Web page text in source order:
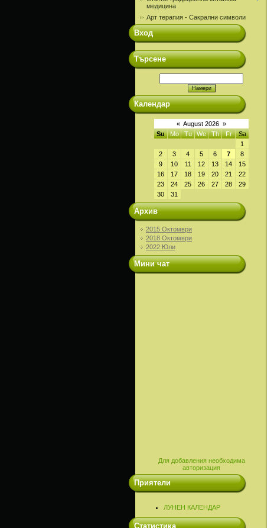
медицина
Арт терапия - Сакрални символи
Вход
Търсене
Календар
« August 2026 »
Su
Mo Tu We Th Fr
Sa
1
2
3 4 5 6 7
8
9
10 11 12 13 14
15
16
17 18 19 20 21
22
23
24 25 26 27 28
29
30
31
Архив
2015 Октомври
2018 Октомври
2022 Юли
Мини чат
Для добавления необходима
авторизация
Приятели
ЛУНЕН КАЛЕНДАР
Статистика